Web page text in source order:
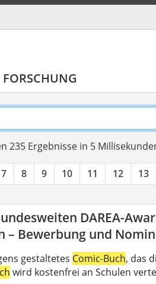
FORSCHUNG
235 Ergebnisse in 5
7 8 9 10 11 12 13
DAREA-
– Bewerbung und
gestaltetes Comic-Buch, das
wird kostenfrei an Schulen